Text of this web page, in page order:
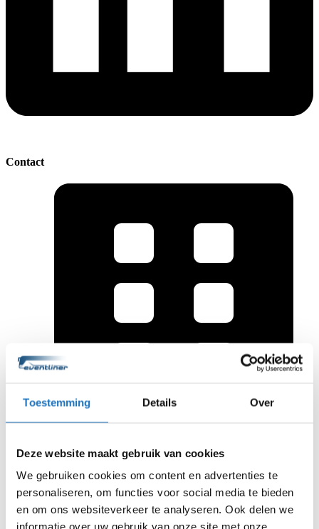
Toestemming Details Over
Deze website maakt gebruik van cookies
We gebruiken cookies om content en advertenties te
personaliseren, om functies voor social media te bieden
en om ons websiteverkeer te analyseren. Ook delen we
informatie over uw gebruik van onze site met onze
Contact
Eventlinertours.nl